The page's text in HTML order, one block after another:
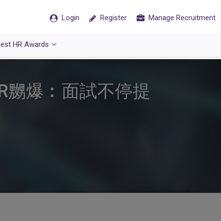
Login Register Manage Recruitment
HR Awards
嬲爆︰面試不停提